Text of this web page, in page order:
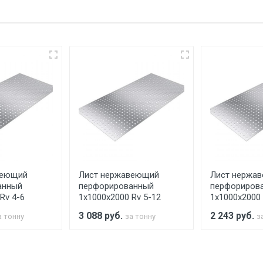
Центральный проезд 27. Погрузка производится
в размере, установленном поставщиком.
обязан обеспечить подъезные пути для
индивидуально.
4-6
тонну
Лист нержавеющий
перфорированный
1х1000х2000 Rv 5-12
3 088 руб. за тонну
Лист
1х1000х2000
2 243 руб.